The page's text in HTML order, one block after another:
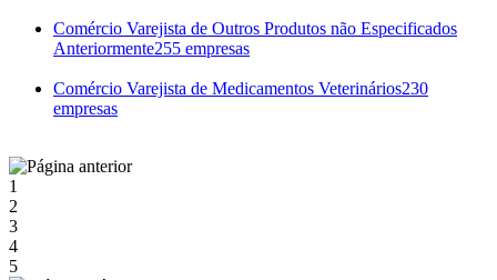
Comércio Varejista de Outros Produtos não Especificados
Anteriormente255 empresas
Comércio Varejista de Medicamentos Veterinários230
empresas
1
2
3
4
5